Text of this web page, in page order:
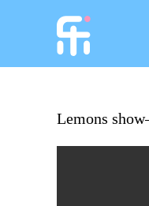
Lemons